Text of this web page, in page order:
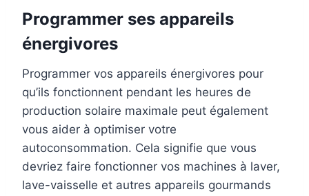
Programmer ses appareils
énergivores
Programmer vos appareils énergivores pour
qu’ils fonctionnent pendant les heures de
production solaire maximale peut également
vous aider à optimiser votre
autoconsommation. Cela signifie que vous
devriez faire fonctionner vos machines à laver,
lave-vaisselle et autres appareils gourmands